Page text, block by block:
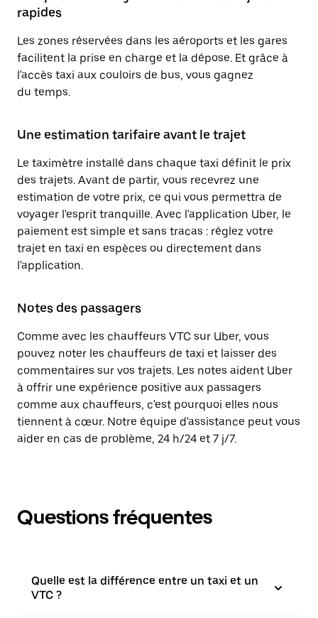
rapides
Les zones réservées dans les aéroports et les gares
facilitent la prise en charge et la dépose. Et grâce à
l'accès taxi aux couloirs de bus, vous gagnez
du temps.
Une estimation tarifaire avant le trajet
Le taximètre installé dans chaque taxi définit le prix
des trajets. Avant de partir, vous recevrez une
estimation de votre prix, ce qui vous permettra de
voyager l'esprit tranquille. Avec l'application Uber, le
paiement est simple et sans tracas : réglez votre
trajet en taxi en espèces ou directement dans
l'application.
Notes des passagers
Comme avec les chauffeurs VTC sur Uber, vous
pouvez noter les chauffeurs de taxi et laisser des
commentaires sur vos trajets. Les notes aident Uber
à offrir une expérience positive aux passagers
comme aux chauffeurs, c'est pourquoi elles nous
tiennent à cœur. Notre équipe d'assistance peut vous
aider en cas de problème, 24 h/24 et 7 j/7.
Questions fréquentes
Quelle est la différence entre un taxi et un
VTC ?